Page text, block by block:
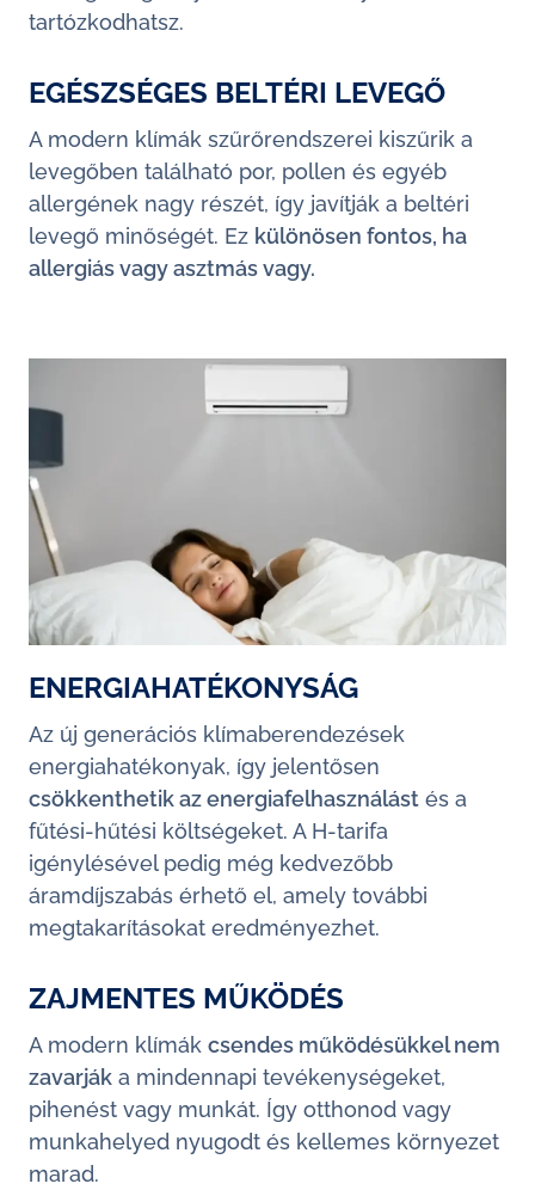
tartózkodhatsz.
EGÉSZSÉGES BELTÉRI LEVEGŐ
A modern klímák szűrőrendszerei kiszűrik a
levegőben található por, pollen és egyéb
allergének nagy részét, így javítják a beltéri
levegő minőségét. Ez különösen fontos, ha
allergiás vagy asztmás vagy.
ENERGIAHATÉKONYSÁG
Az új generációs klímaberendezések
energiahatékonyak, így jelentősen
csökkenthetik az energiafelhasználást és a
fűtési-hűtési költségeket. A H-tarifa
igénylésével pedig még kedvezőbb
áramdíjszabás érhető el, amely további
megtakarításokat eredményezhet.
ZAJMENTES MŰKÖDÉS
A modern klímák csendes működésükkel nem
zavarják a mindennapi tevékenységeket,
pihenést vagy munkát. Így otthonod vagy
munkahelyed nyugodt és kellemes környezet
marad.